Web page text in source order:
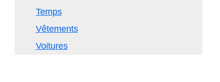
Temps
Vêtements
Voitures